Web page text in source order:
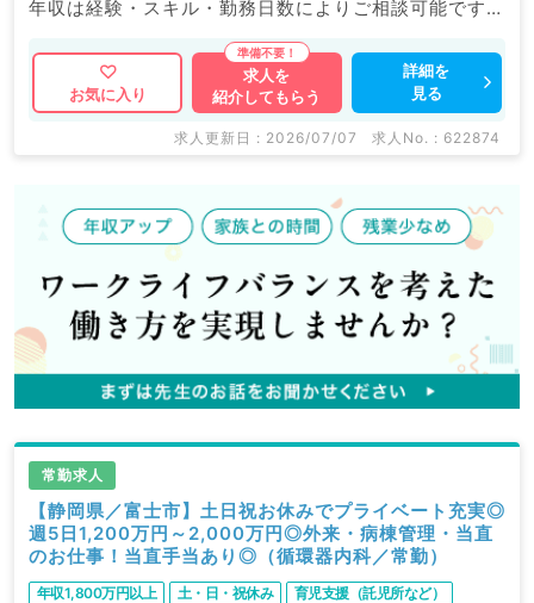
年収は経験・スキル・勤務日数によりご相談可能です。
マイナビDOCTORでは病院やクリニックなどの医療機
関求人はもちろんのこと、
掲載情報以外にも産業医等の企業系求人も多数扱ってい
求人内容の詳細等はお気軽にお問合せ下さい。
お気に入り
求人を
紹介してもらう
詳細を
見る
求人更新日 : 2026/07/07 求人No. : 622874
常勤求人
【静岡県／富士市】土日祝お休みでプライベート充実◎
週5日1,200万円～2,000万円◎外来・病棟管理・当直
のお仕事！当直手当あり◎（循環器内科／常勤）
年収1,800万円以上 土・日・祝休み 育児支援（託児所など）